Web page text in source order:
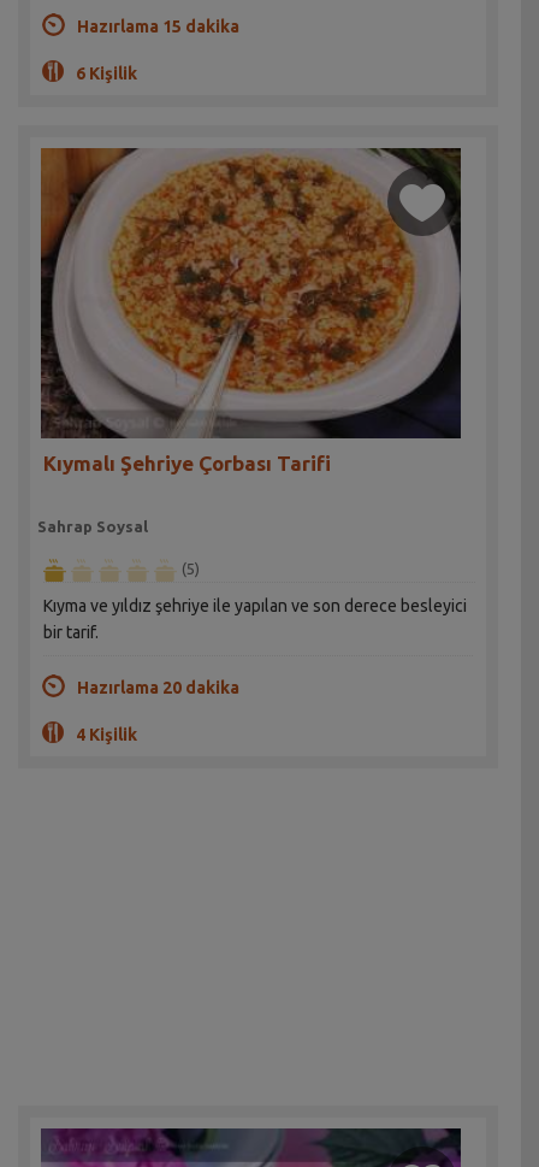
Hazırlama 15 dakika
6 Kişilik
Kıymalı Şehriye Çorbası Tarifi
Sahrap Soysal
(5)
Kıyma ve yıldız şehriye ile yapılan ve son derece besleyici
bir tarif.
Hazırlama 20 dakika
4 Kişilik